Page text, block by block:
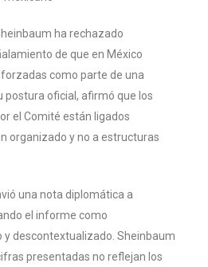
ha rechazado
de que en México
como parte de una
postura oficial, afirmó que los
el Comité están ligados
organizado y no a estructuras
una nota diplomática a
el informe como
y descontextualizado. Sheinbaum
presentadas no reflejan los